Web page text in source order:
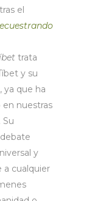
el
trata
y su
ya que ha
nuestras
Su
y
a cualquier